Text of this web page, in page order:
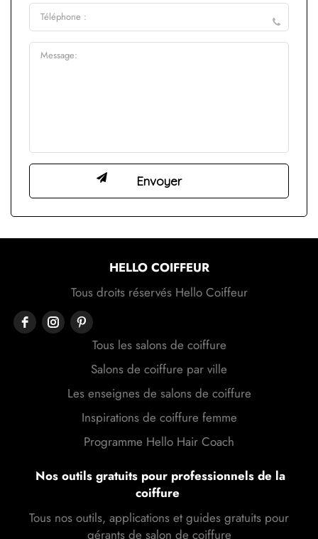
HELLO COIFFEUR
Tous droits réservés Hello Coiffeur
Tous les salons de coiffure
Salons de coiffure par ville
Les enseignes de salons de coiffure
Inspirations de coiffure femme
Programme Hello Hair Coach
Nos outils gratuits pour professionnels de la
coiffure
Tous nos outils, applications et guides gratuits pour
gérants de salon de coiffure